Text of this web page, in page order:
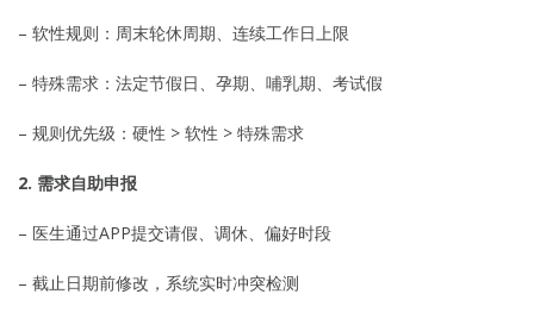
– 软性规则：周末轮休周期、连续工作日上限
– 特殊需求：法定节假日、孕期、哺乳期、考试假
– 规则优先级：硬性 > 软性 > 特殊需求
2. 需求自助申报
– 医生通过APP提交请假、调休、偏好时段
– 截止日期前修改，系统实时冲突检测